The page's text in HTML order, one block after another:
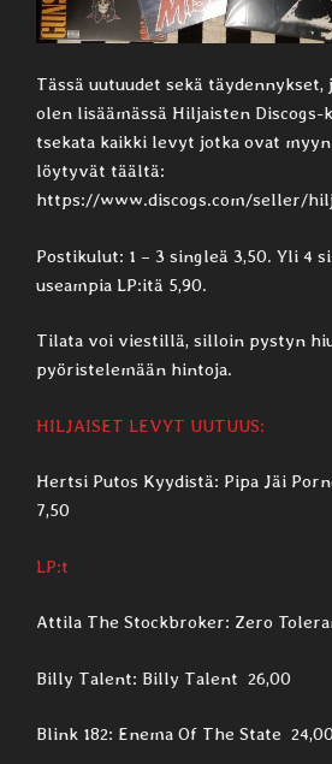
Tässä uutuudet sekä
olen lisäämässä Hiljaisten Discogs-
tsekata kaikki levyt jotka ovat
löytyvät täältä:
https://www.discogs.com/seller/
Postikulut: 1 – 3 singleä 3,50. Yli 4
useampia LP:itä 5,90.
Tilata voi viestillä, silloin pystyn
pyöristelemään hintoja.
HILJAISET LEVYT UUTUUS:
Hertsi Putos Kyydistä: Pipa Jäi
7,50
LP:t
Attila The Stockbroker: Zero
Billy Talent: Billy Talent 26,00
Blink 182: Enema Of The State 24,00